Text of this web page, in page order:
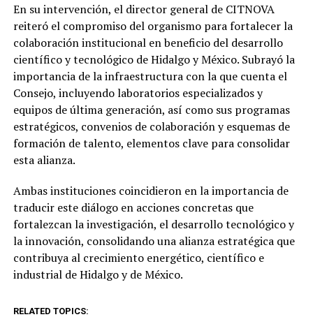
En su intervención, el director general de CITNOVA
reiteró el compromiso del organismo para fortalecer la
colaboración institucional en beneficio del desarrollo
científico y tecnológico de Hidalgo y México. Subrayó la
importancia de la infraestructura con la que cuenta el
Consejo, incluyendo laboratorios especializados y
equipos de última generación, así como sus programas
estratégicos, convenios de colaboración y esquemas de
formación de talento, elementos clave para consolidar
esta alianza.
Ambas instituciones coincidieron en la importancia de
traducir este diálogo en acciones concretas que
fortalezcan la investigación, el desarrollo tecnológico y
la innovación, consolidando una alianza estratégica que
contribuya al crecimiento energético, científico e
industrial de Hidalgo y de México.
RELATED TOPICS: